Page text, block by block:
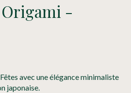
-
avec une élégance minimaliste
japonaise.